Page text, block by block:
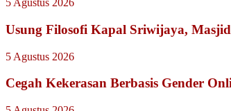
5 Agustus 2026
Usung Filosofi Kapal Sriwijaya,
5 Agustus 2026
Cegah Kekerasan Berbasis Gender